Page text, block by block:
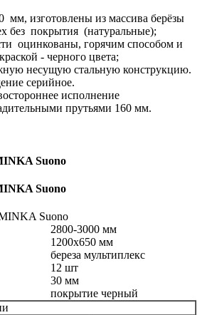
изготовлены из массива берёзы
без покрытия (натуральные);
оцинкованы, горячим способом и
- черного цвета;
несущую стальную конструкцию.
серийное.
исполнение
прутьями 160 мм.
Suono
Suono
2800-3000 мм
1200x650 мм
береза мультиплекс
12 шт
30 мм
покрытие черный